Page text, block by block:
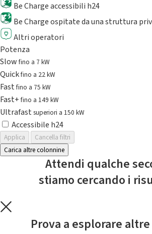
Be Charge accessibili h24
Be Charge ospitate da una struttura
Altri operatori
Potenza
Slowfino a 7 kW
Quickfino a 22 kW
Fastfino a 75 kW
Fast+fino a 149 kW
Ultrafast superiori a 150 kW
Accessibile h24
Applica
Cancella filtri
Carica altre colonnine
Attendi qualche
stiamo cercando i
Prova a esplorare